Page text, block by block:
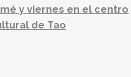
y viernes en el centro
de Tao